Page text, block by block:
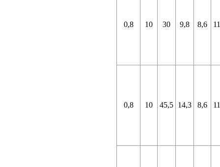
0,8 10 30 9,8 8,6
0,8 10 45,5 14,3 8,6